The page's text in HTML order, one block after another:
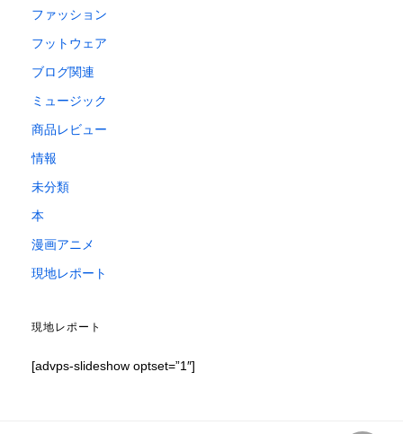
ファッション
フットウェア
ブログ関連
ミュージック
商品レビュー
情報
未分類
本
漫画アニメ
現地レポート
現地レポート
[advps-slideshow optset=”1″]